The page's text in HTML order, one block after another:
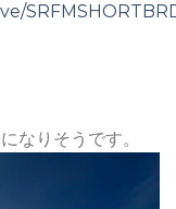
なりそうです。